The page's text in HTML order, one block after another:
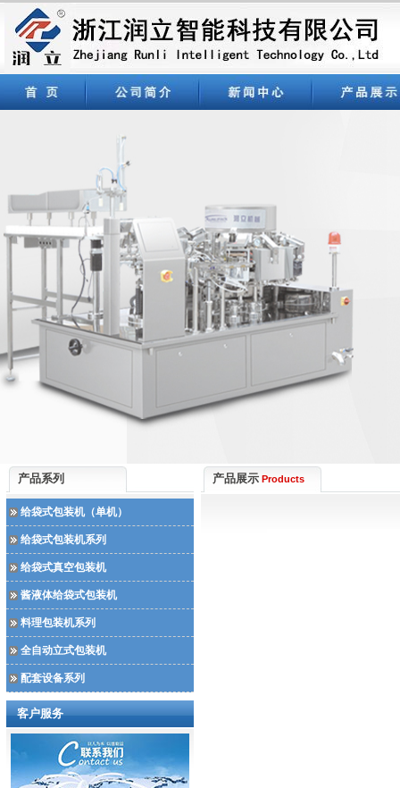
产品系列
给袋式包装机（单机）
给袋式包装机系列
给袋式真空包装机
酱液体给袋式包装机
料理包装机系列
全自动立式包装机
配套设备系列
客户服务
产品展示 Products